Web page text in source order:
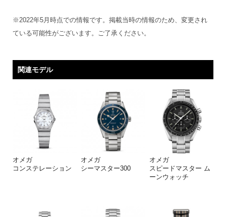
※2022年5月時点での情報です。掲載当時の情報のため、変更され
ている可能性がございます。ご了承ください。
関連モデル
オメガ
コンステレーション
オメガ
シーマスター300
オメガ
スピードマスター ム
ーンウォッチ